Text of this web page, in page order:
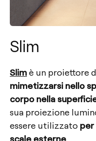
Slim
Slimè un proiettore
mimetizzarsi nello
corpo nella
sua proiezione
essere utilizzato per
scale esterne